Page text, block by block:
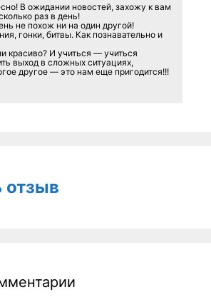
В ожидании новостей, захожу к вам
раз в день!
не похож ни на один другой!
гонки, битвы. Как познавательно и
красиво? И учиться — учиться
выход в сложных ситуациях,
другое — это нам еще пригодится!!!
отзыв